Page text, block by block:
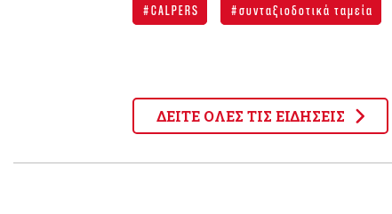
CALPERS συνταξιοδοτικά ταμεία
ΔΕΙΤΕ ΟΛΕΣ ΤΙΣ ΕΙΔΗΣΕΙΣ